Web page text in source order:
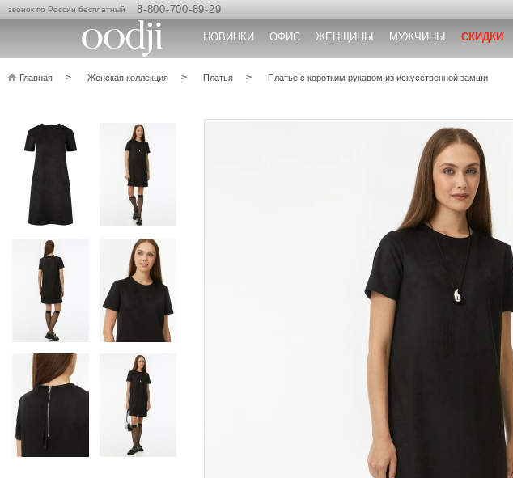
звонок по России бесплатный 8-800-700-89-29
НОВИНКИ ОФИС ЖЕНЩИНЫ МУЖЧИНЫ СКИДКИ
Главная Женская коллекция Платья Платье с коротким рукавом из искусственной замши